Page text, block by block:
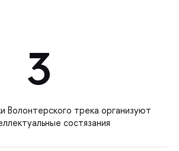
3
Волонтерского трека организуют
состязания